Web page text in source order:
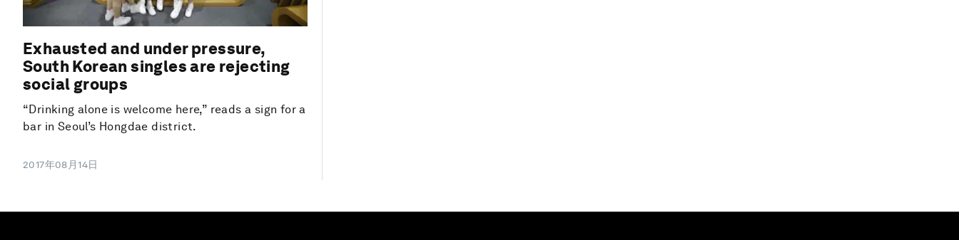
Exhausted and under pressure,
South Korean singles are rejecting
social groups
“Drinking alone is welcome here,” reads a sign for a
bar in Seoul’s Hongdae district.
2017年08月14日